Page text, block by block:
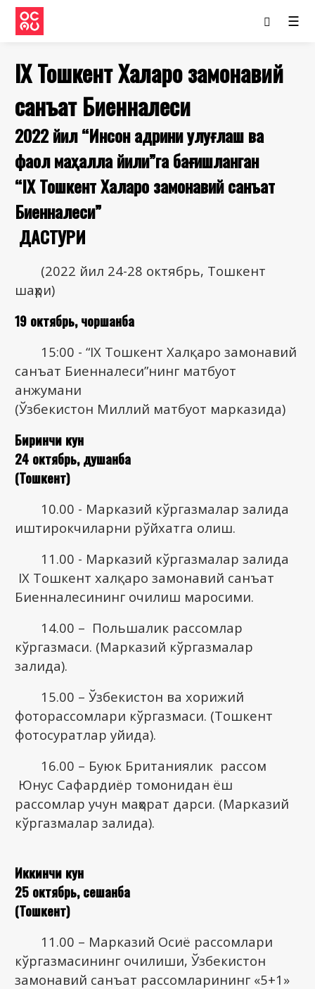
☰
IX Тошкент Халқаро замонавий
санъат Биенналеси
2022 йил “Инсон қадрини улуғлаш ва
фаол маҳалла йили”га бағишланган
“IX Тошкент Халқаро замонавий санъат
Биенналеси”
ДАСТУРИ
(2022 йил 24-28 октябрь, Тошкент
шаҳри)
19 октябрь, чоршанба
15:00 - “IX Тошкент Халқаро замонавий
санъат Биенналеси”нинг матбуот
анжумани
(Ўзбекистон Миллий матбуот марказида)
Биринчи кун
24 октябрь, душанба
(Тошкент)
10.00 - Марказий кўргазмалар залида
иштирокчиларни рўйхатга олиш.
11.00 - Марказий кўргазмалар залида
IX Тошкент халқаро замонавий санъат
Биенналесининг очилиш маросими.
14.00 – Польшалик рассомлар
кўргазмаси. (Марказий кўргазмалар
залида).
15.00 – Ўзбекистон ва хорижий
фоторассомлари кўргазмаси. (Тошкент
фотосуратлар уйида).
16.00 – Буюк Британиялик рассом
Юнус Сафардиёр томонидан ёш
рассомлар учун маҳорат дарси. (Марказий
кўргазмалар залида).
Иккинчи кун
25 октябрь, сешанба
(Тошкент)
11.00 – Марказий Осиё рассомлари
кўргазмасининг очилиши, Ўзбекистон
замонавий санъат рассомларининг «5+1»